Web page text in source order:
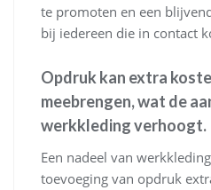
te promoten en een
bij iedereen die in contact
Opdruk kan extra
meebrengen, wat de
werkkleding verhoogt.
Een nadeel van
toevoeging van opdruk